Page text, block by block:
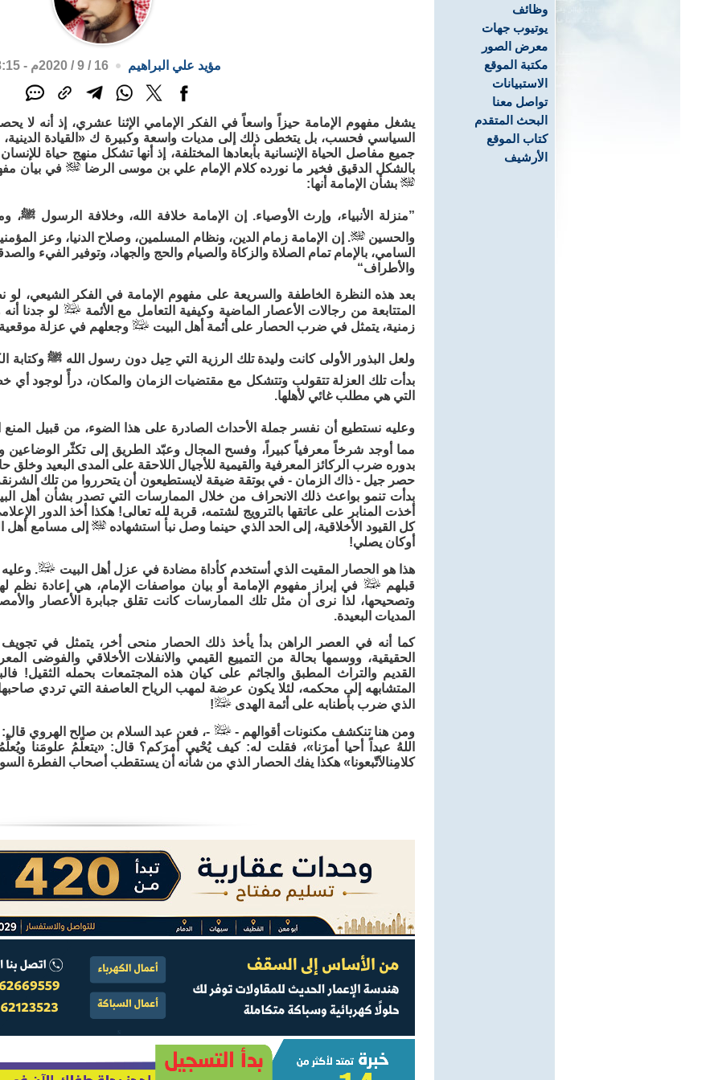
وظائف
يوتيوب جهات
معرض الصور
مكتبة الموقع
الاستبيانات
تواصل معنا
البحث المتقدم
كتاب الموقع
الأرشيف
مؤيد علي البراهيم 16 / 9 / 2020م - 8:15 م
يشغل مفهوم الإمامة حيزاً واسعاً في الفكر الإمامي الإثنا عشري، إذ أنه لا
السياسي فحسب، بل يتخطى ذلك إلى مديات واسعة وكبيرة ك «القيادة الدينية،
جميع مفاصل الحياة الإنسانية بأبعادها المختلفة، إذ أنها تشكل منهج حياة
بالشكل الدقيق فخير ما نورده كلام الإمام علي بن موسى الرضا
في بيان
بشأن الإمامة أنها:
”منزلة الأنبياء، وإرث الأوصياء. إن الإمامة خلافة الله، وخلافة الرسول ﷺ،
والحسين
. إن الإمامة زمام الدين، ونظام المسلمين، وصلاح الدنيا، وعز
السامي، بالإمام تمام الصلاة والزكاة والصيام والحج والجهاد، وتوفير الفيء
والأطراف“
بعد هذه النظرة الخاطفة والسريعة على مفهوم الإمامة في الفكر الشيعي، لو
المتتابعة من رجالات الأعصار الماضية وكيفية التعامل مع الأئمة
لو جدنا
زمنية، يتمثل في ضرب الحصار على أئمة أهل البيت
وجعلهم في عزلة موقعية
ولعل البذور الأولى كانت وليدة تلك الرزية التي حِيل دون رسول الله ﷺ وكتابة
بدأت تلك العزلة تتقولب وتتشكل مع مقتضيات الزمان والمكان، درأً لوجود أي
التي هي مطلب غائي لأهلها.
وعليه نستطيع أن نفسر جملة الأحداث الصادرة على هذا الضوء، من قبيل
مما أوجد شرخاً معرفياً كبيراً، وفسح المجال وعبّد الطريق إلى تكثّر الوضاعين
بدوره ضرب الركائز المعرفية والقيمية للأجيال اللاحقة على المدى البعيد وخلق
حصر جيل - ذاك الزمان - في بوتقة ضيقة لايستطيعون أن يتحرروا من تلك
بدأت تنمو بواعث ذلك الانحراف من خلال الممارسات التي تصدر بشأن أهل
أخذت المنابر على عاتقها بالترويج لشتمه، قربة لله تعالى! هكذا أخذ الدور
كل القيود الأخلاقية، إلى الحد الذي حينما وصل نبأ استشهاده
إلى مسامع أهل
أوكان يصلي!
هذا هو الحصار المقيت الذي أستخدم كأداة مضادة في عزل أهل البيت
.
قبلهم
في إبراز مفهوم الإمامة أو بيان مواصفات الإمام، هي إعادة نظم
وتصحيحها، لذا نرى أن مثل تلك الممارسات كانت تقلق جبابرة الأعصار
المديات البعيدة.
كما أنه في العصر الراهن بدأ يأخذ ذلك الحصار منحى أخر، يتمثل في تجويف
الحقيقية، ووسمها بحالة من التمييع القيمي والانفلات الأخلاقي والفوضى
القديم والتراث المطبق والجاثم على كيان هذه المجتمعات بحمله الثقيل!
المتشابهه إلى محكمه، لئلا يكون عرضة لمهب الرياح العاصفة التي تردي
الذي ضرب بأطنابه على أئمة الهدى
!
ومن هنا تنكشف مكنونات أقوالهم -
-، فعن عبد السلام بن صالح الهروي
اللهُ عبداً أحيا أمرَنا»، فقلت له: كيف يُحْيي أمرَكم؟ قال: «يتعلّمُ علومَنا
كلامِنالاَتّبعونا» هكذا يفك الحصار الذي من شأنه أن يستقطب أصحاب الفطرة